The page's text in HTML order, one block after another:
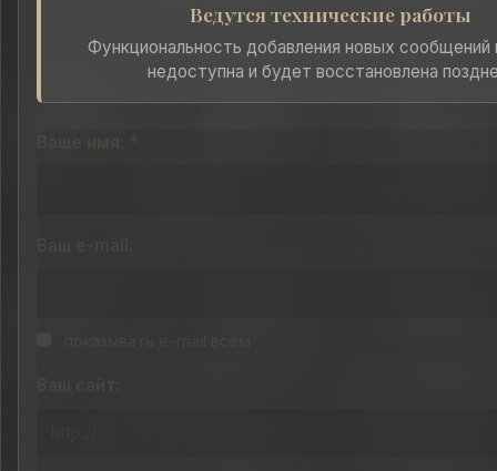
Ведутся технические работы
Функциональность добавления новых сообщений
недоступна и будет восстановлена